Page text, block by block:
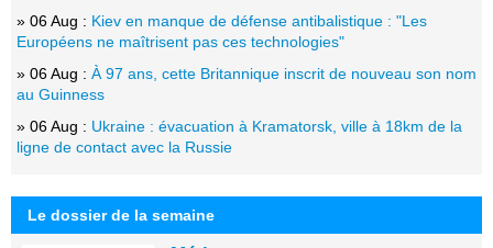
» 06 Aug : Kiev en manque de défense antibalistique : "Les
Européens ne maîtrisent pas ces technologies"
» 06 Aug : À 97 ans, cette Britannique inscrit de nouveau son nom
au Guinness
» 06 Aug : Ukraine : évacuation à Kramatorsk, ville à 18km de la
ligne de contact avec la Russie
Le dossier de la semaine